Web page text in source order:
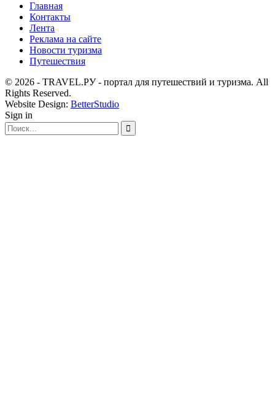
Главная
Контакты
Лента
Реклама на сайте
Новости туризма
Путешествия
© 2026 - TRAVEL.РУ - портал для путешествий и туризма. All
Rights Reserved.
Website Design: BetterStudio
Sign in